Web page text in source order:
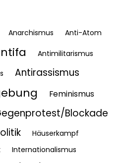
Anarchismus Anti-Atom
Antimilitarismus
Antirassismus
Feminismus
Blockade
Häuserkampf
Internationalismus